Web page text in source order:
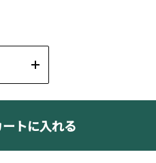
ートに入れる